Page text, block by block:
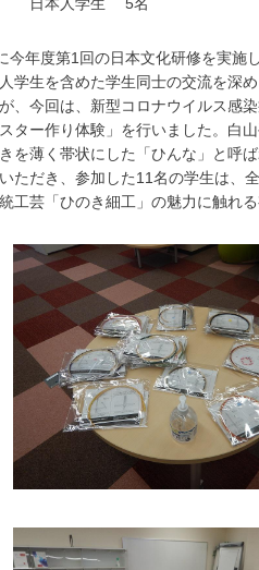
今年度第1回の日本文化研修を実施
学生を含めた学生同士の交流を深
、今回は、新型コロナウイルス感
ター作り体験」を行いました。白
を薄く帯状にした「ひんな」と呼
ただき、参加した11名の学生は、
工芸「ひのき細工」の魅力に触れ